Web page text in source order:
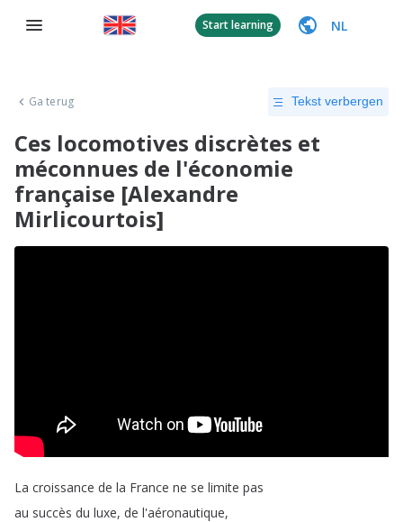
Start learning NL
Ga terug Tekst verbergen
Ces locomotives discrètes et
méconnues de l'économie
française [Alexandre
Mirlicourtois]
La croissance de la France ne se limite pas
au succès du luxe, de l'aéronautique,